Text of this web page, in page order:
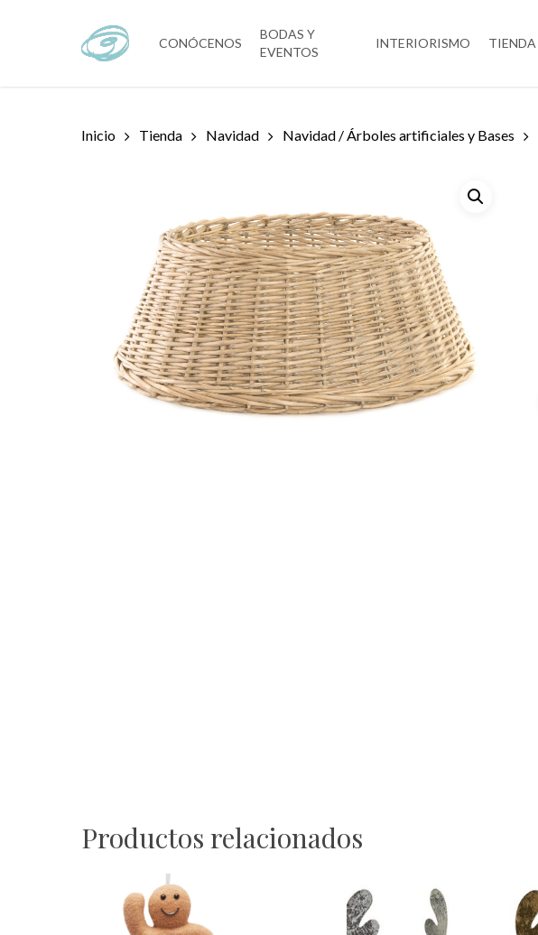
CONÓCENOS
BODAS Y
EVENTOS
INTERIORISMO TIENDA
Inicio Tienda Navidad Navidad / Árboles artificiales y Bases
Productos relacionados